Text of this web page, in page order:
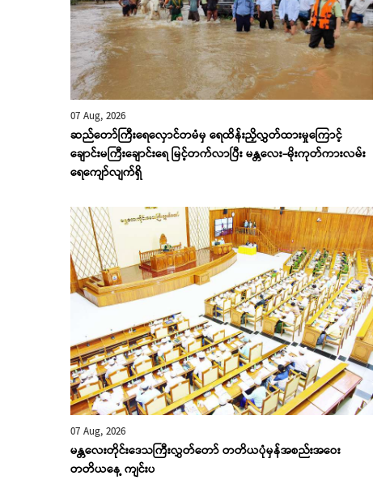
07 Aug, 2026
ဆည်တော်ကြီးရေလှောင်တမံမှ ရေထိန်းညှိလွှတ်ထားမှုကြောင့်
ချောင်းမကြီးချောင်းရေ မြင့်တက်လာပြီး မန္တလေး-မိုးကုတ်ကားလမ်း
‌ရေ‌ကျော်လျက်ရှိ
07 Aug, 2026
မန္တလေးတိုင်းဒေသကြီးလွှတ်တော် တတိယပုံမှန်အစည်းအဝေး
တတိယနေ့ ကျင်းပ